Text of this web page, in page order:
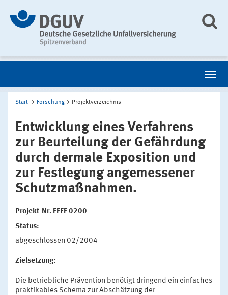
Start Forschung Projektverzeichnis
Entwicklung eines Verfahrens
zur Beurteilung der Gefährdung
durch dermale Exposition und
zur Festlegung angemessener
Schutzmaßnahmen.
Projekt-Nr. FFFF 0200
Status:
abgeschlossen 02/2004
Zielsetzung:
Die betriebliche Prävention benötigt dringend ein einfaches
praktikables Schema zur Abschätzung der